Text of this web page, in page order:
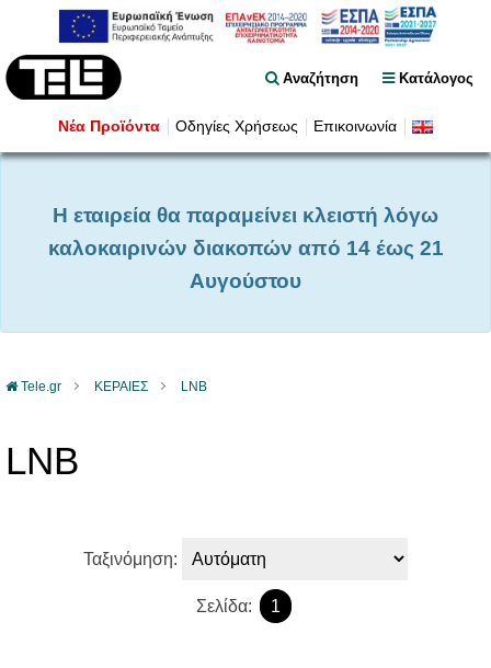
Κατάλογος
Αναζήτηση
Νέα Προϊόντα Οδηγίες Χρήσεως Επικοινωνία
Η εταιρεία θα παραμείνει κλειστή λόγω
καλοκαιρινών διακοπών από 14 έως 21
Αυγούστου
Tele.gr ΚΕΡΑΙΕΣ LNB
LNB
Ταξινόμηση:
Σελίδα: 1